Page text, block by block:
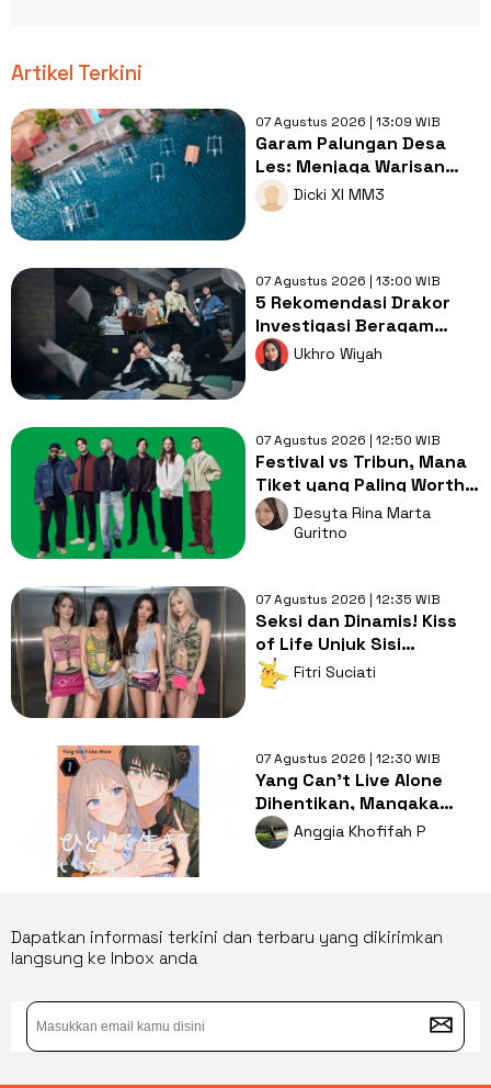
Artikel Terkini
07 Agustus 2026 | 13:09 WIB
Garam Palungan Desa
Les: Menjaga Warisan
Leluhur di Bawah
Matahari Bali Utara
Dicki XI MM3
07 Agustus 2026 | 13:00 WIB
5 Rekomendasi Drakor
Investigasi Beragam
Profesi dengan Kasus
yang Seru
Ukhro Wiyah
07 Agustus 2026 | 12:50 WIB
Festival vs Tribun, Mana
Tiket yang Paling Worth
It Buat Nonton Maroon
5?
Desyta Rina Marta
Guritno
07 Agustus 2026 | 12:35 WIB
Seksi dan Dinamis! Kiss
of Life Unjuk Sisi
Tangguh Perempuan di
Lagu Sweat
Fitri Suciati
07 Agustus 2026 | 12:30 WIB
Yang Can't Live Alone
Dihentikan, Mangaka
Cabut Hak Publikasi dari
Penerbit
Anggia Khofifah P
Dapatkan informasi terkini dan terbaru yang dikirimkan
langsung ke Inbox anda